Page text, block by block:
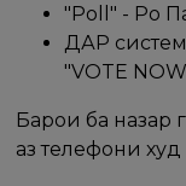
"Poll" - Ро
ДАР
"VOTE
Барои ба назар
аз телефони